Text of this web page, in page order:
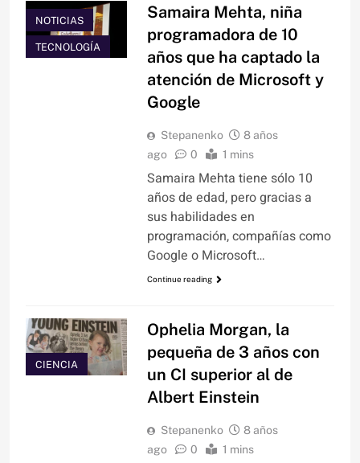
NOTICIAS
TECNOLOGÍA
Samaira Mehta, niña
programadora de 10
años que ha captado la
atención de Microsoft y
Google
Stepanenko
8 años
ago
0 1 mins
Samaira Mehta tiene sólo 10
años de edad, pero gracias a
sus habilidades en
programación, compañías como
Google o Microsoft…
Continue reading
CIENCIA
Ophelia Morgan, la
pequeña de 3 años con
un CI superior al de
Albert Einstein
Stepanenko
8 años
ago
0 1 mins